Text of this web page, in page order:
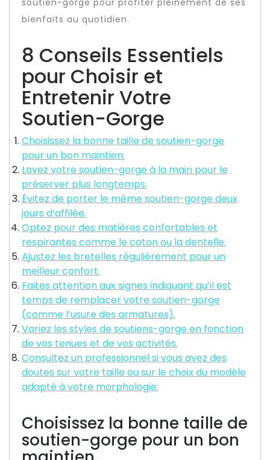
soutien-gorge pour profiter pleinement de ses
bienfaits au quotidien.
8 Conseils Essentiels
pour Choisir et
Entretenir Votre
Soutien-Gorge
Choisissez la bonne taille de soutien-gorge
pour un bon maintien.
Lavez votre soutien-gorge à la main pour le
préserver plus longtemps.
Évitez de porter le même soutien-gorge deux
jours d’affilée.
Optez pour des matières confortables et
respirantes comme le coton ou la dentelle.
Ajustez les bretelles régulièrement pour un
meilleur confort.
Faites attention aux signes indiquant qu’il est
temps de remplacer votre soutien-gorge
(comme l’usure des armatures).
Variez les styles de soutiens-gorge en fonction
de vos tenues et de vos activités.
Consultez un professionnel si vous avez des
doutes sur votre taille ou sur le choix du modèle
adapté à votre morphologie.
Choisissez la bonne taille de
soutien-gorge pour un bon